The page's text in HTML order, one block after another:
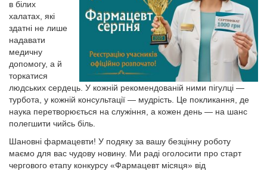
в білих
халатах, які
здатні не лише
надавати
медичну
допомогу, а й
торкатися
людських сердець. У кожній рекомендованій ними пігулці —
турбота, у кожній консультації — мудрість. Це покликання, де
наука перетворюється на служіння, а кожен день — на шанс
полегшити чийсь біль.
Шановні фармацевти! У подяку за вашу безцінну роботу
маємо для вас чудову новину. Ми раді оголосити про старт
чергового етапу конкурсу «Фармацевт місяця» від